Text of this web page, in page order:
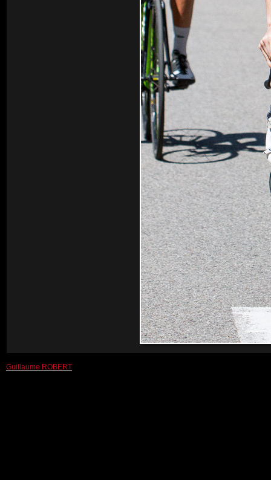
Guillaume ROBERT